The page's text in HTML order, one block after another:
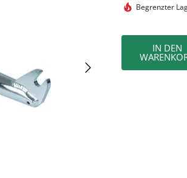
Begrenzter
IN DEN